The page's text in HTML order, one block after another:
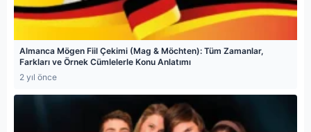
Almanca Mögen Fiil Çekimi (Mag & Möchten): Tüm Zamanlar,
Farkları ve Örnek Cümlelerle Konu Anlatımı
2 yıl önce